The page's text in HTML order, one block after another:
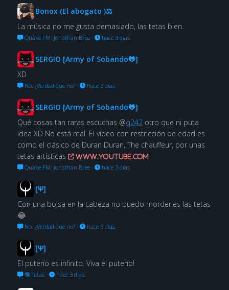
Bonox (El abogato )⚖
La música no me gusta demasiado, las tetas bien.
Quake FM: Jonathan Bree· hace 3 días
SERGIO [Army of Sobando🐸]
XD
No. ¿Verdad que no?· hace 3 días
SERGIO [Army of Sobando🐸]
Qué cosas tan raras escuchas @q242 otro que ni puta
idea XD No está mal. El vídeo con restricción de edad es
como el clásico de Duran Duran, The chauffeur, por unas
tetas artísticas
www.youtube.com
Quake FM: Jonathan Bree· hace 3 días
[Ψ]
Con una bolsa en la cabeza no puedo morderles las tetas
😂
No. ¿Verdad que no?· hace 3 días
[Ψ]
El puterío es infinito. Viva el puterío!
🔞 Tetas· hace 3 días